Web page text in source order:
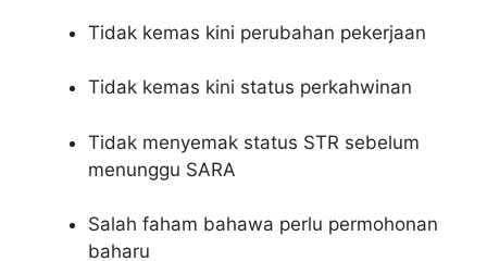
Tidak kemas kini perubahan pekerjaan
Tidak kemas kini status perkahwinan
Tidak menyemak status STR sebelum
menunggu SARA
Salah faham bahawa perlu permohonan
baharu